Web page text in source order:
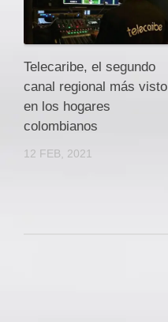
Telecaribe, el segundo
canal regional más visto
en los hogares
colombianos
12 FEB, 2021